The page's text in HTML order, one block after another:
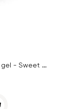
Claresa SOFT&EASY UV/LED builder gel - Sweet Sugar, 45g